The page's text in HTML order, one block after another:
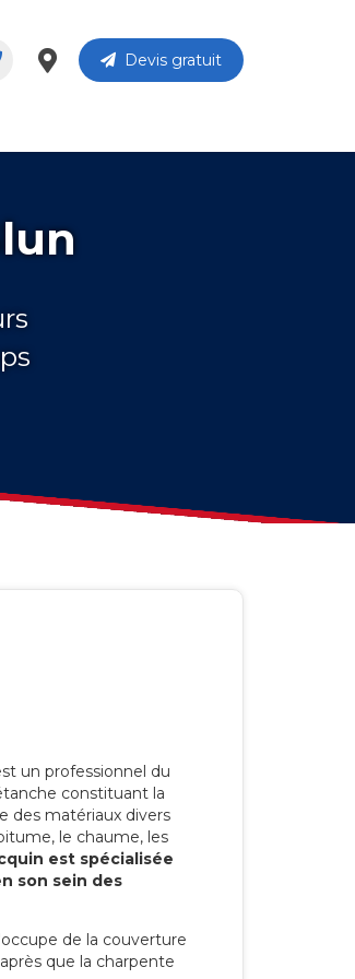
Devis gratuit
un professionnel du
constituant la
des matériaux divers
le chaume, les
est spécialisée
son sein des
de la couverture
que la charpente